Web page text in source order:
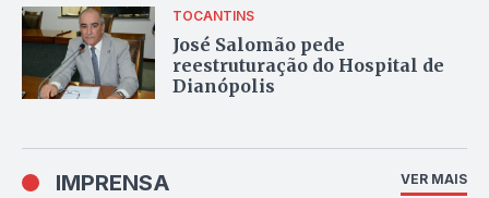
TOCANTINS
José Salomão pede
reestruturação do Hospital de
Dianópolis
IMPRENSA VER MAIS